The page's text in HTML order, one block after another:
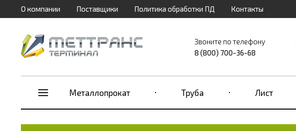
О компании Поставщики Политика обработки ПД Контакты
Звоните по телефону
8 (800) 700-36-68
Металлопрокат Труба Лист